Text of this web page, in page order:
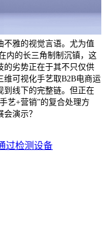
不雅的视觉言语。尤为值
内的长三角制制沉镇，这
的劣势正在于其不只仅供
可视化手艺取B2B电商运
到线下的完整链。但正在
艺+营销”的复合处理方
演示？
过检测设备